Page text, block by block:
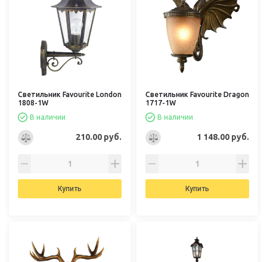
Светильник Favourite London
1808-1W
В наличии
210.00 руб.
Купить
Светильник Favourite Dragon
1717-1W
В наличии
1 148.00 руб.
Купить